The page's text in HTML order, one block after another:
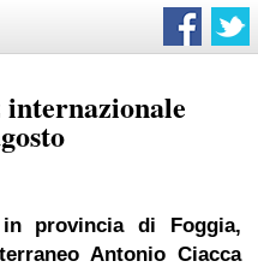
provincia di Foggia,
Antonio Ciacca